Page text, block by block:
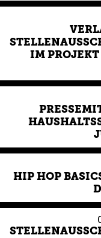
IM PROJEKT
HIP HOP